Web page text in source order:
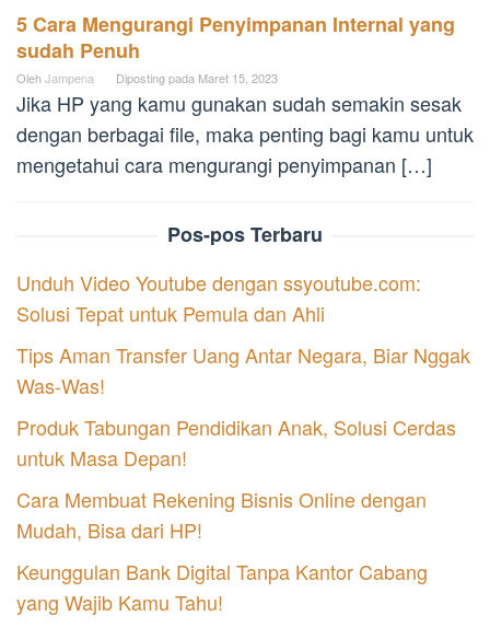
5 Cara Mengurangi Penyimpanan Internal yang
sudah Penuh
OlehJampena Diposting pada Maret 15, 2023
Jika HP yang kamu gunakan sudah semakin sesak
dengan berbagai file, maka penting bagi kamu untuk
mengetahui cara mengurangi penyimpanan […]
Pos-pos Terbaru
Unduh Video Youtube dengan ssyoutube.com:
Solusi Tepat untuk Pemula dan Ahli
Tips Aman Transfer Uang Antar Negara, Biar Nggak
Was-Was!
Produk Tabungan Pendidikan Anak, Solusi Cerdas
untuk Masa Depan!
Cara Membuat Rekening Bisnis Online dengan
Mudah, Bisa dari HP!
Keunggulan Bank Digital Tanpa Kantor Cabang
yang Wajib Kamu Tahu!